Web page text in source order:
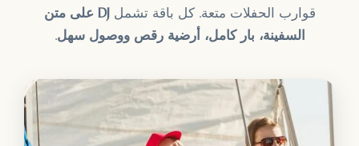
قوارب الحفلات متعة. كل باقة تشمل
DJ على متن
السفينة، بار كامل، أرضية رقص ووصول سهل.